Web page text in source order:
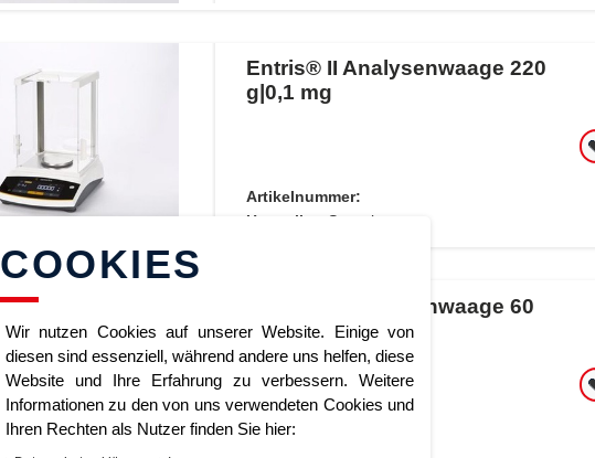
Entris® II Analysenwaage 220
g|0,1 mg
Artikelnummer:
Hersteller:
Sartorius
Entris® II Analysenwaage 60
g|0,1 mg
Artikelnummer:
COOKIES
Wir nutzen Cookies auf unserer Website. Einige von
diesen sind essenziell, während andere uns helfen, diese
Website und Ihre Erfahrung zu verbessern. Weitere
Informationen zu den von uns verwendeten Cookies und
Ihren Rechten als Nutzer finden Sie hier: